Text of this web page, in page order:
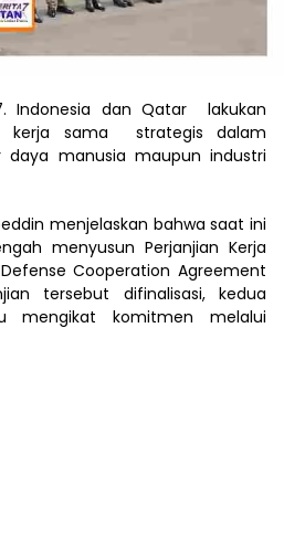
Indonesia dan Qatar lakukan
kerja sama strategis dalam
daya manusia maupun industri
menjelaskan bahwa saat ini
menyusun Perjanjian Kerja
Cooperation Agreement
tersebut difinalisasi, kedua
mengikat komitmen melalui